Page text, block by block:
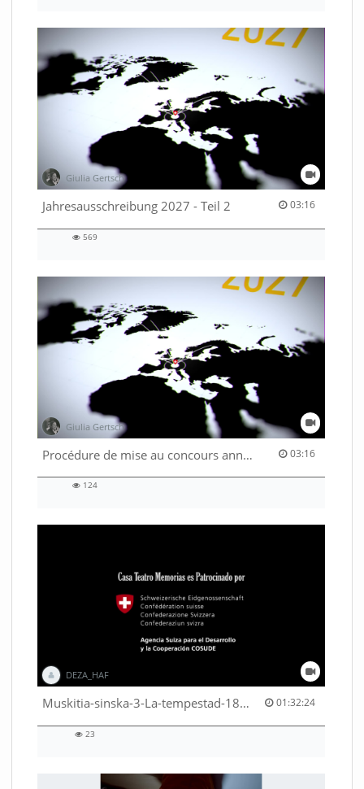
Giulia Gertsch
Jahresausschreibung 2027 - Teil 2 03:16
03:16 duration
569
Giulia Gertsch
Procédure de mise au concours annuelle 2027 - Part. 2 03:16
03:16 duration
124
DEZA_HAF
Muskitia-sinska-3-La-tempestad-18-9-2018-53530245080001791 01:32:24
01:32:24 duration
23